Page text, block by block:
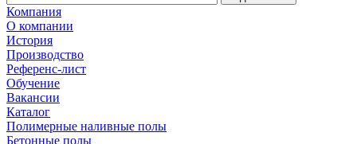
Компания
О компании
История
Производство
Референс-лист
Обучение
Вакансии
Каталог
Полимерные наливные полы
Бетонные полы